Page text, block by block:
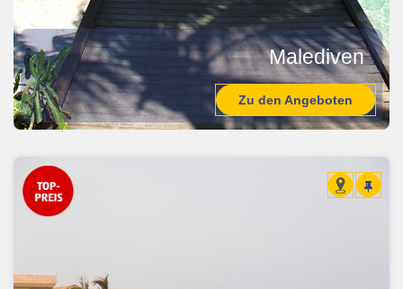
Malediven
Zu den Angeboten